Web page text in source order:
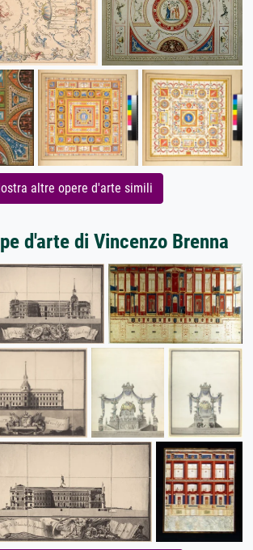
altre opere d'arte simili
d'arte di Vincenzo Brenna